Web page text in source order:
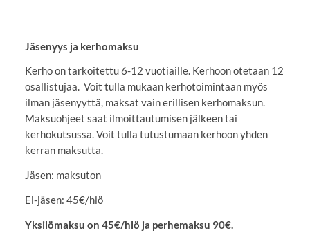
Jäsenyys ja kerhomaksu
Kerho on tarkoitettu 6-12 vuotiaille. Kerhoon otetaan 12
osallistujaa. Voit tulla mukaan kerhotoimintaan myös
ilman jäsenyyttä, maksat vain erillisen kerhomaksun.
Maksuohjeet saat ilmoittautumisen jälkeen tai
kerhokutsussa. Voit tulla tutustumaan kerhoon yhden
kerran maksutta.
Jäsen: maksuton
Ei-jäsen: 45€/hlö
Yksilömaksu on 45€/hlö ja perhemaksu 90€.